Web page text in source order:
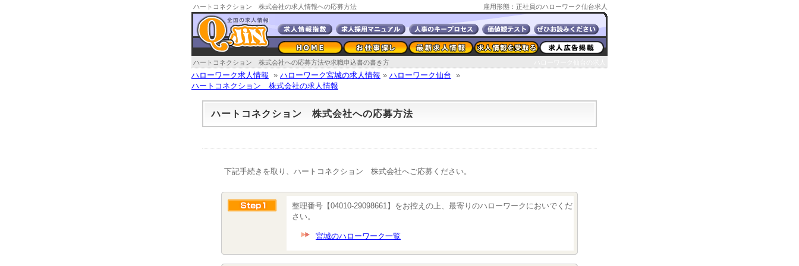
ハートコネクション 株式会社の求人情報への応募方法 雇用形態：正社員のハローワーク仙台求人
ハートコネクション 株式会社への応募方法や求職申込書の書き方
ハローワーク求人情報 » ハローワーク宮城の求人情報 » ハローワーク仙台 »
ハートコネクション 株式会社の求人情報
ハートコネクション 株式会社への応募方法
下記手続きを取り、ハートコネクション 株式会社へご応募ください。
整理番号【04010-29098661】をお控えの上、最寄りのハローワークにおいでくだ
さい。
宮城のハローワーク一覧